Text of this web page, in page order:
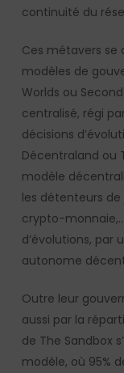
continuité du
Ces métavers
modèles de
Worlds ou
centralisé, régi
décisions
Décentraland ou
modèle
les détenteurs
crypto-
d’évolutions, par
autonome
Outre leur
aussi par la
de The Sandbox
modèle, où 95%